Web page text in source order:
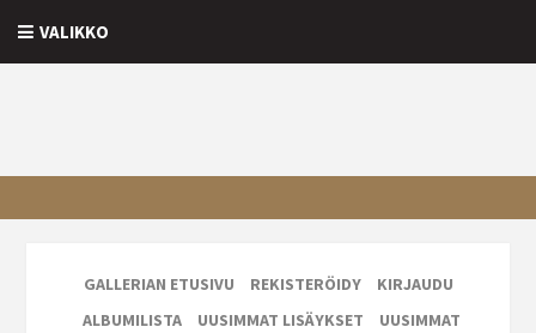
VALIKKO
GALLERIAN ETUSIVU REKISTERÖIDY
KIRJAUDU
ALBUMILISTA
UUSIMMAT LISÄYKSET
UUSIMMAT